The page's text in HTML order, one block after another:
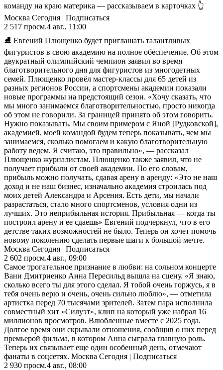
команду на краю материка — рассказываем в карточках 👆
Москва Сегодня | Подписаться
2 517 просм.4 авг., 11:00
⛸️ Евгений Плющенко будет приглашать талантливых
фигуристов в свою академию на полное обеспечение. Об этом
двукратный олимпийский чемпион заявил во время
благотворительного дня для фигуристов из многодетных
семей. Плющенко провёл мастер‑классы для 65 детей из
разных регионов России, а спортсмены академии показали
новые программы на предстоящий сезон. «Хочу сказать, что
мы много занимаемся благотворительностью, просто никогда
об этом не говорили. За границей принято об этом говорить.
Нужно показывать. Мы своим примером с Яной [Рудковской],
академией, моей командой будем теперь показывать, чем мы
занимаемся, сколько помогаем и какую благотворительную
работу ведем. Я считаю, это правильно», — рассказал
Плющенко журналистам. Плющенко также заявил, что не
получает прибыли от своей академии. По его словам,
прибыль можно получать, сдавая арену в аренду: «Это не наш
доход и не наш бизнес, изначально академия строилась под
моих детей Александра и Арсения. Есть дети, мы начали
разрастаться, стало много спортсменов, условия одни из
лучших. Это неприбыльная история. Прибыльная — когда ты
построил арену и ее сдаешь» Евгений подчеркнул, что в его
детстве таких возможностей не было. Теперь он хочет помочь
новому поколению сделать первые шаги к большой мечте.
Москва Сегодня | Подписаться
2 602 просм.4 авг., 09:00
Самое трогательное признание в любви: на сольном концерте
Вани Дмитриенко Анна Пересильд вышла на сцену. «Я знаю,
сколько всего ты для этого сделал. Я тобой очень горжусь, я в
тебя очень верю и очень, очень сильно люблю», — отметила
артистка перед 70 тысячами зрителей. Затем пара исполнила
совместный хит «Силуэт», клип на который уже набрал 16
миллионов просмотров. Влюбленные вместе с 2025 года.
Долгое время они скрывали отношения, сообщив о них перед
премьерой фильма, в котором Анна сыграла главную роль.
Теперь их связывает еще один особенный день, отмечают
фанаты в соцсетях. Москва Сегодня | Подписаться
2 930 просм.4 авг., 08:00